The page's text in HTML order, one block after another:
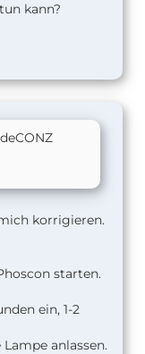
kann?
korrigieren.
starten.
ein, 1-2
anlassen.